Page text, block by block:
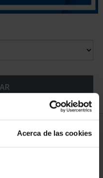
Acerca de las cookies